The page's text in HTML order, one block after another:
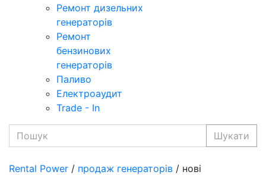
Ремонт дизельних
генераторів
Ремонт
бензинових
генераторів
Паливо
Електроаудит
Trade - In
Шукати
Rental Power / продаж генераторів / нові